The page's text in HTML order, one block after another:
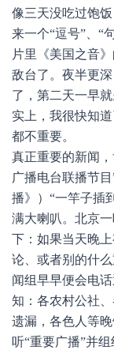
像三天没吃过饱
来一个“逗号”、“
片里《美国之音
敌台了。夜半更
了，第二天一早
实上，我很快知
都不重要。
真正重要的新闻
广播电台联播节
播》）“一竿子插
满大喇叭。北京
下：如果当天晚
论、或者别的什
闻组早早便会电
知：各农村公社
遗漏，各色人等
听“重要广播”并